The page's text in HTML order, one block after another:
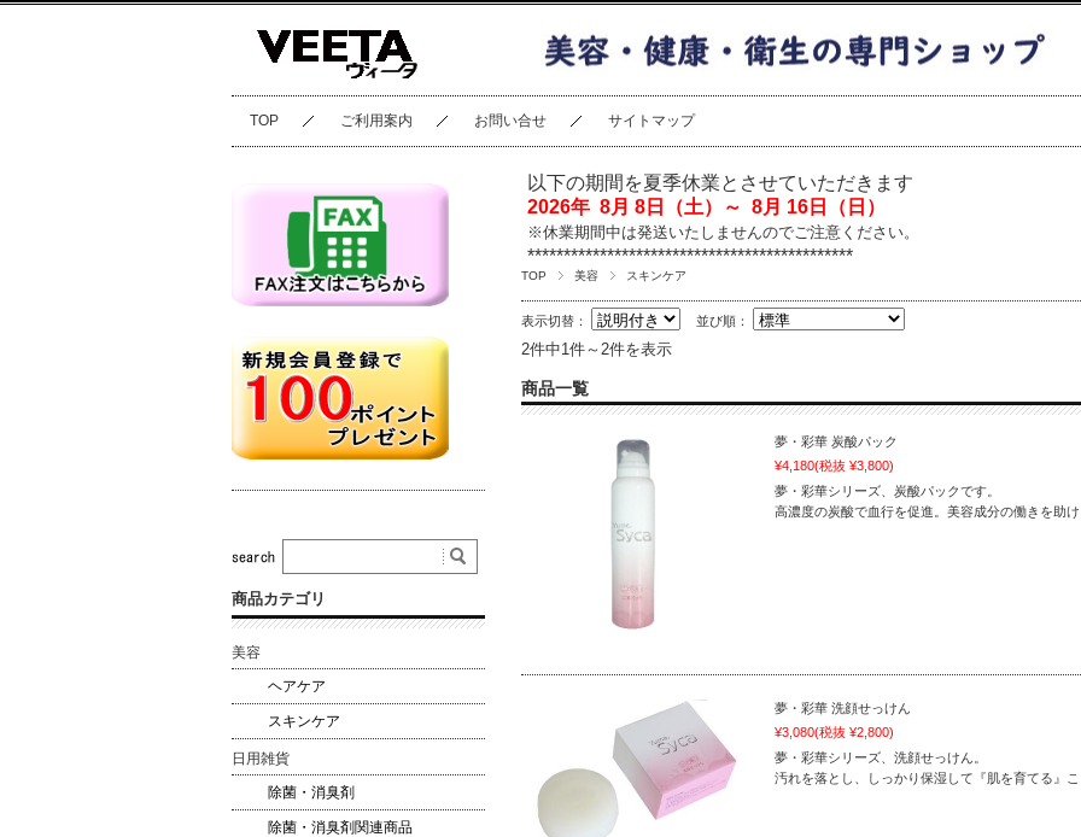
TOP ご利用案内 お問い合せ サイトマップ
以下の期間を夏季休業とさせていただきます
2026年 8月 8日（土）～ 8月 16日（日）
※休業期間中は発送いたしませんのでご注意ください。
*********************************************
TOP 美容 スキンケア
表示切替： 並び順：
2件中1件～2件を表示
商品一覧
夢・彩華 炭酸パック
¥4,180(税抜 ¥3,800)
夢・彩華シリーズ、炭酸パックです。
高濃度の炭酸で血行を促進。美容成分の働きを助
夢・彩華 洗顔せっけん
¥3,080(税抜 ¥2,800)
夢・彩華シリーズ、洗顔せっけん。
汚れを落とし、しっかり保湿して『肌を育てる』こ
商品カテゴリ
美容
ヘアケア
スキンケア
日用雑貨
除菌・消臭剤
除菌・消臭剤関連商品